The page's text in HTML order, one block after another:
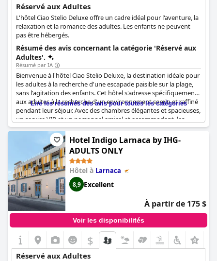
Réservé aux Adultes
L'hôtel Ciao Stelio Deluxe offre un cadre idéal pour l'aventure, la
relaxation et la romance des adultes. Les enfants ne peuvent
pas être hébergés.
Résumé des avis concernant la catégorie 'Réservé aux
Adultes'.
Résumé par IA
Bienvenue à l'hôtel Ciao Stelio Deluxe, la destination idéale pour
les adultes à la recherche d'une escapade paisible sur la plage,
sans l'agitation des enfants. Cet hôtel s'adresse spécifiquement
aux adultes à la recherche d'un environnement serein et raffiné
pendant leur séjour. Avec des chambres élégantes et spacieuses,
un service VIP et un personnel amical et accommodant, les
clients peuvent se détendre et profiter de leur séjour en toute
tranquillité. Situé à proximité de l'aéroport et offrant une vue
imprenable sur la plage et la mer, l'hôtel dispose d'un excellent
restaurant qui sert de délicieux repas. L'hôtel prend également
des précautions pour garantir un séjour tranquille et sûr à ses
clients, c'est pourquoi il est réservé aux adultes. Dans
l'ensemble, le Ciao Stelio Deluxe Hotel est un choix exceptionnel
pour les voyageurs adultes à la recherche de vacances
relaxantes et luxueuses.
Lire les résumés des avis pour toutes les catégories
Hotel Indigo Larnaca by IHG-
ADULTS ONLY
Hôtel à Larnaca
8,9 Excellent
À partir de 175 $
Voir les disponibilités
$
Réservé aux Adultes